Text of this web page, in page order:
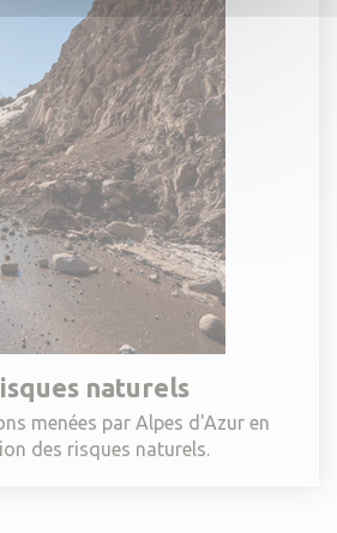
naturels
menées par Alpes d'Azur en
des risques naturels.